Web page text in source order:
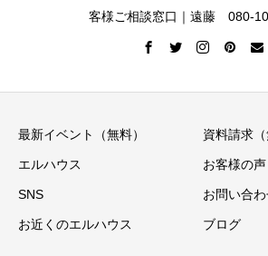
客様ご相談窓口｜遠藤 080-
最新イベント（無料） 資料請求（
エルハウス お客様の声
SNS お問い合
お近くのエルハウス ブログ